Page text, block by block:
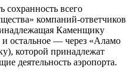
сохранность всего
компаний-ответчиков
Каменщику
остальное — через «Аламо
которой принадлежат
деятельность аэропорта.